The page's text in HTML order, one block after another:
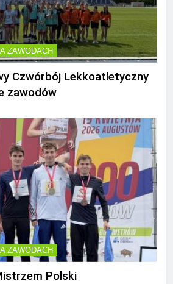
ZAWODACH
Czwórbój Lekkoatletyczny
zawodów
ZAWODACH
Polski